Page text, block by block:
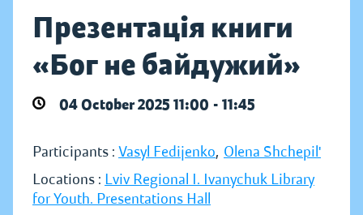
Презентація книги
«Бог не байдужий»
04 October 2025 11:00 - 11:45
Participants : Vasyl Fedijenko, Olena Shchepilʹ
Locations : Lviv Regional I. Ivanychuk Library
for Youth. Presentations Hall